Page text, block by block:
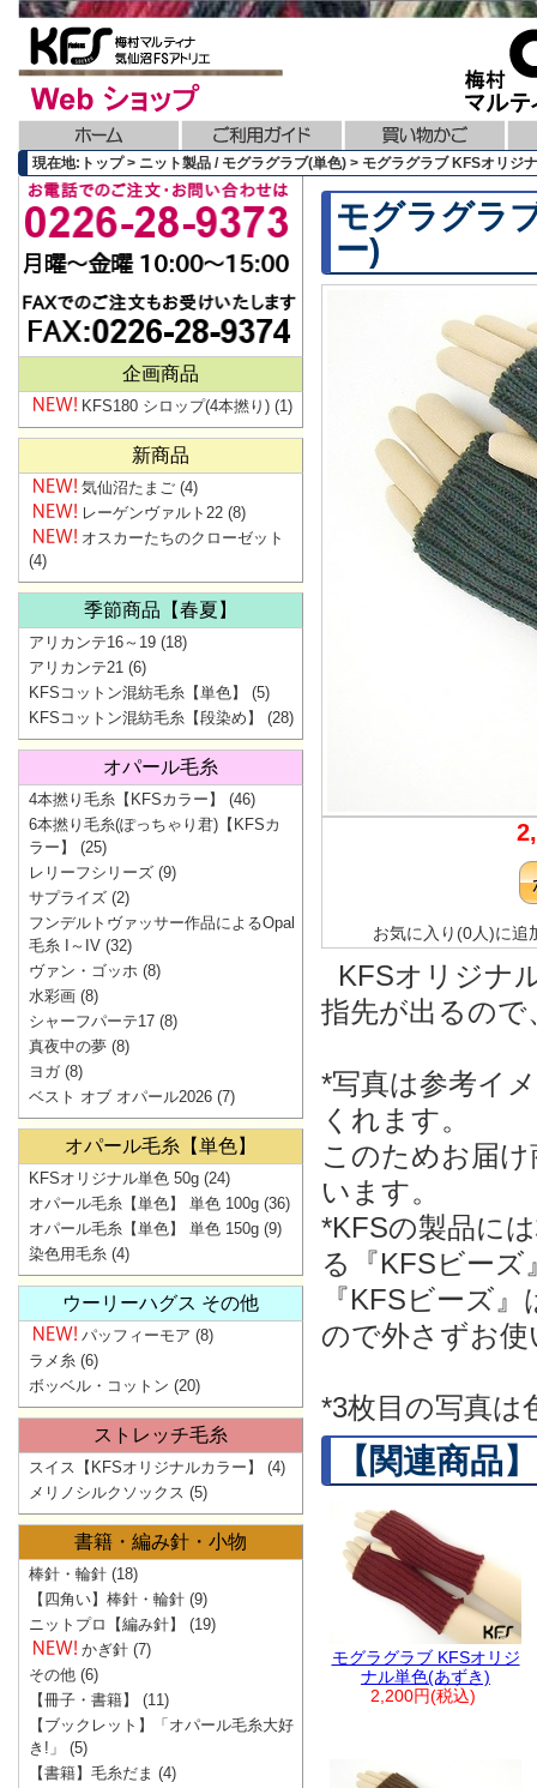
現在地:トップ > ニット製品 / モグラグラブ(単色) > モグラグラブ KFSオリジ
モグラグラ
ー)
お気に入り(0人)に追
KFSオリジナ
指先が出るので
*写真は参考イ
くれます。
このためお届
います。
*KFSの製品に
る『KFSビー
『KFSビーズ
ので外さずお
*3枚目の写真は
【関連商品】
モグラグラブ KFSオリジ
ナル単色(あずき)
2,200円(税込)
企画商品
KFS180 シロップ(4本撚り) (1)
新商品
気仙沼たまご (4)
レーゲンヴァルト22 (8)
オスカーたちのクローゼット
(4)
季節商品【春夏】
アリカンテ16～19 (18)
アリカンテ21 (6)
KFSコットン混紡毛糸【単色】
(5)
KFSコットン混紡毛糸【段染め】
(28)
オパール毛糸
4本撚り毛糸【KFSカラー】
(46)
6本撚り毛糸(ぽっちゃり君)【KFSカ
ラー】
(25)
レリーフシリーズ (9)
サプライズ (2)
フンデルトヴァッサー作品によるOpal
毛糸 I～IV (32)
ヴァン・ゴッホ (8)
水彩画 (8)
シャーフパーテ17 (8)
真夜中の夢 (8)
ヨガ(8)
ベスト オブ オパール2026 (7)
オパール毛糸【単色】
KFSオリジナル単色 50g (24)
オパール毛糸【単色】 単色 100g (36)
オパール毛糸【単色】 単色 150g (9)
染色用毛糸 (4)
ウーリーハグス その他
パッフィーモア (8)
ラメ糸 (6)
ボッベル・コットン (20)
ストレッチ毛糸
スイス【KFSオリジナルカラー】
(4)
メリノシルクソックス (5)
書籍・編み針・小物
棒針・輪針 (18)
【四角い】棒針・輪針 (9)
ニットプロ【編み針】
(19)
かぎ針 (7)
その他 (6)
【冊子・書籍】
(11)
【ブックレット】「オパール毛糸大好
き!」
(5)
【書籍】毛糸だま (4)